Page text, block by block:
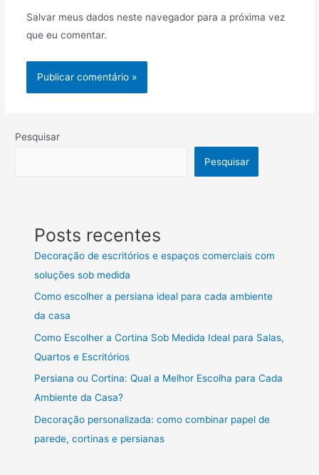
Salvar meus dados neste navegador para a próxima vez
que eu comentar.
Pesquisar
Pesquisar
Posts recentes
Decoração de escritórios e espaços comerciais com
soluções sob medida
Como escolher a persiana ideal para cada ambiente
da casa
Como Escolher a Cortina Sob Medida Ideal para Salas,
Quartos e Escritórios
Persiana ou Cortina: Qual a Melhor Escolha para Cada
Ambiente da Casa?
Decoração personalizada: como combinar papel de
parede, cortinas e persianas